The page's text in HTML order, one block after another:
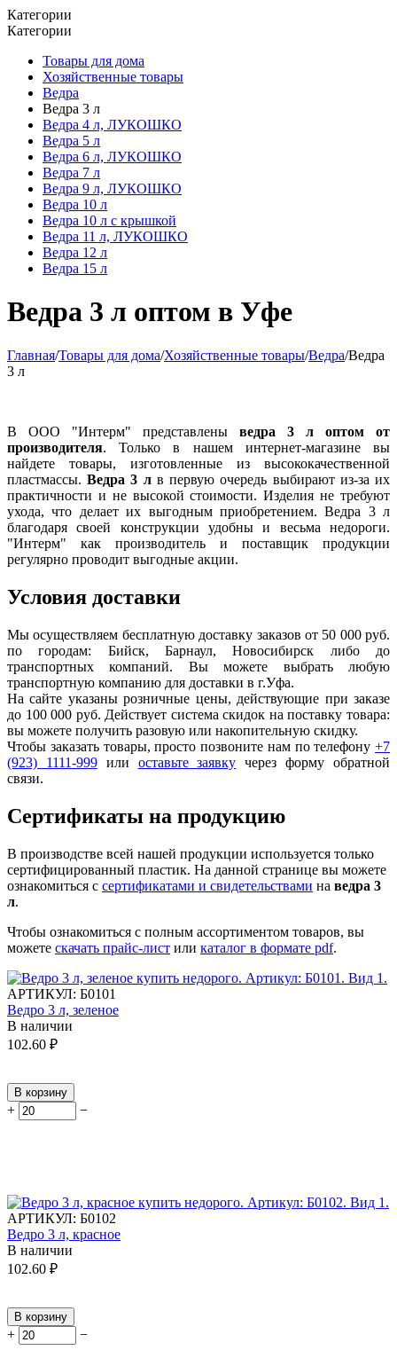
Категории
Категории
Товары для дома
Хозяйственные товары
Ведра
Ведра 3 л
Ведра 4 л, ЛУКОШКО
Ведра 5 л
Ведра 6 л, ЛУКОШКО
Ведра 7 л
Ведра 9 л, ЛУКОШКО
Ведра 10 л
Ведра 10 л с крышкой
Ведра 11 л, ЛУКОШКО
Ведра 12 л
Ведра 15 л
Ведра 3 л оптом в Уфе
Главная/Товары для дома/Хозяйственные товары/Ведра/Ведра
3 л
В ООО "Интерм" представлены ведра 3 л оптом от
производителя. Только в нашем интернет-магазине вы
найдете товары, изготовленные из высококачественной
пластмассы.Ведра 3 л в первую очередь выбирают из-за их
практичности и не высокой стоимости. Изделия не требуют
ухода, что делает их выгодным приобретением. Ведра 3 л
благодаря своей конструкции удобны и весьма недороги.
"Интерм" как производитель и поставщик продукции
регулярно проводит выгодные акции.
Условия доставки
Мы осуществляем бесплатную доставку заказов от 50 000 руб.
по городам: Бийск, Барнаул, Новосибирск либо до
транспортных компаний. Вы можете выбрать любую
транспортную компанию для доставки в г.Уфа.
На сайте указаны розничные цены, действующие при заказе
до 100 000 руб. Действует система скидок на поставку товара:
вы можете получить разовую или накопительную скидку.
Чтобы заказать товары, просто позвоните нам по телефону +7
(923) 1111-999или оставьте заявку
через форму обратной
связи.
Сертификаты на продукцию
В производстве всей нашей продукции используется только
сертифицированный пластик. На данной странице вы можете
ознакомиться с сертификатами и свидетельствами на ведра 3
л.
Чтобы ознакомиться с полным ассортиментом товаров, вы
можете скачать прайс-лист или каталог в формате pdf.
АРТИКУЛ: Б0101
Ведро 3 л, зеленое
В наличии
102.60 ₽
В корзину
+ −
АРТИКУЛ: Б0102
Ведро 3 л, красное
В наличии
102.60 ₽
В корзину
+ −